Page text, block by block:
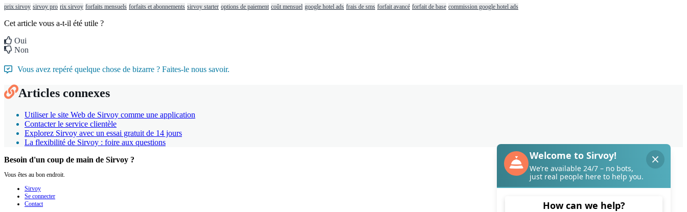
prix sirvoy sirvoy pro rix sirvoy forfaits mensuels forfaits et abonnements sirvoy starter options de paiement coût mensuel google hotel ads frais de sms forfait avancé forfait de base commission google hotel ads
Cet article vous a-t-il été utile ?
Oui
Non
Vous avez repéré quelque chose de bizarre ? Faites-le nous savoir.
Articles connexes
Utiliser le site Web de Sirvoy comme une application
Contacter le service clientèle
Explorez Sirvoy avec un essai gratuit de 14 jours
La flexibilité de Sirvoy : foire aux questions
Besoin d'un coup de main de Sirvoy ?
Vous êtes au bon endroit.
Sirvoy
Se connecter
Contact